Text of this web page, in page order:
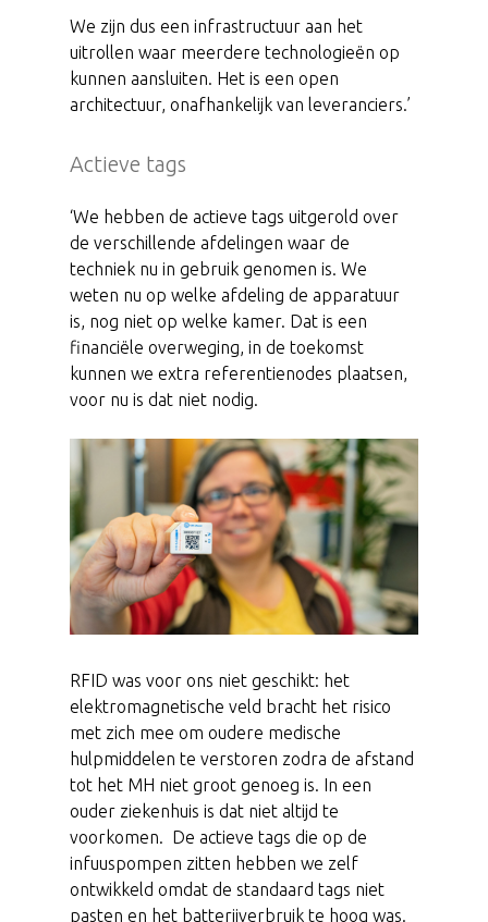
We zijn dus een infrastructuur aan het
uitrollen waar meerdere technologieën op
kunnen aansluiten. Het is een open
architectuur, onafhankelijk van leveranciers.’
Actieve tags
‘We hebben de actieve tags uitgerold over
de verschillende afdelingen waar de
techniek nu in gebruik genomen is. We
weten nu op welke afdeling de apparatuur
is, nog niet op welke kamer. Dat is een
financiële overweging, in de toekomst
kunnen we extra referentienodes plaatsen,
voor nu is dat niet nodig.
RFID was voor ons niet geschikt: het
elektromagnetische veld bracht het risico
met zich mee om oudere medische
hulpmiddelen te verstoren zodra de afstand
tot het MH niet groot genoeg is. In een
ouder ziekenhuis is dat niet altijd te
voorkomen. De actieve tags die op de
infuuspompen zitten hebben we zelf
ontwikkeld omdat de standaard tags niet
pasten en het batterijverbruik te hoog was.